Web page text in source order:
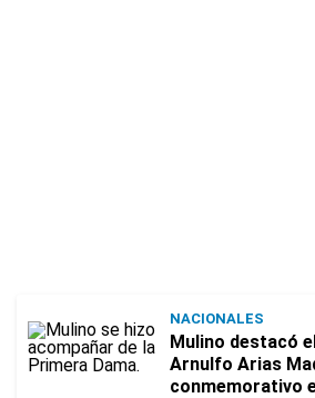
NACIONALES
Mulino destacó
Arnulfo Arias
conmemorativo